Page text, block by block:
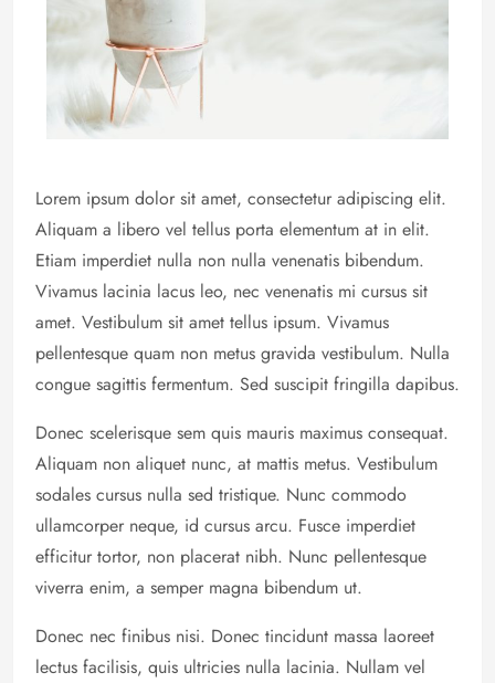
Lorem ipsum dolor sit amet, consectetur adipiscing elit.
Aliquam a libero vel tellus porta elementum at in elit.
Etiam imperdiet nulla non nulla venenatis bibendum.
Vivamus lacinia lacus leo, nec venenatis mi cursus sit
amet. Vestibulum sit amet tellus ipsum. Vivamus
pellentesque quam non metus gravida vestibulum. Nulla
congue sagittis fermentum. Sed suscipit fringilla dapibus.
Donec scelerisque sem quis mauris maximus consequat.
Aliquam non aliquet nunc, at mattis metus. Vestibulum
sodales cursus nulla sed tristique. Nunc commodo
ullamcorper neque, id cursus arcu. Fusce imperdiet
efficitur tortor, non placerat nibh. Nunc pellentesque
viverra enim, a semper magna bibendum ut.
Donec nec finibus nisi. Donec tincidunt massa laoreet
lectus facilisis, quis ultricies nulla lacinia. Nullam vel